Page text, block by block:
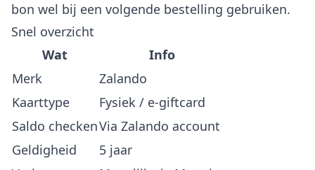
bon wel bij een volgende bestelling gebruiken.
Snel overzicht
Wat
Info
Merk
Zalando
Kaarttype
Fysiek / e-giftcard
Saldo checkenVia Zalando account
Geldigheid
5 jaar